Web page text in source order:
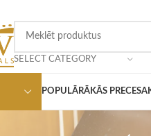
SELECT CATEGORY
POPULĀRĀKĀS PRECES